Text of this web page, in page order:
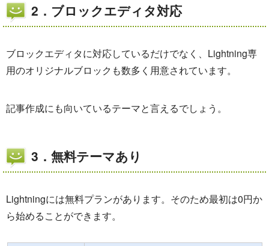
2．ブロックエディタ対応
ブロックエディタに対応しているだけでなく、Lightning専
用のオリジナルブロックも数多く用意されています。
記事作成にも向いているテーマと言えるでしょう。
3．無料テーマあり
Lightningには無料プランがあります。そのため最初は0円か
ら始めることができます。